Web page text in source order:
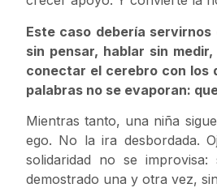
Este caso debería
sin pensar, hablar sin
conectar el cerebro con los
palabras no se evaporan:
Mientras tanto, una niña
ego. No la ira desbordada.
solidaridad no se
demostrado una y otra vez,